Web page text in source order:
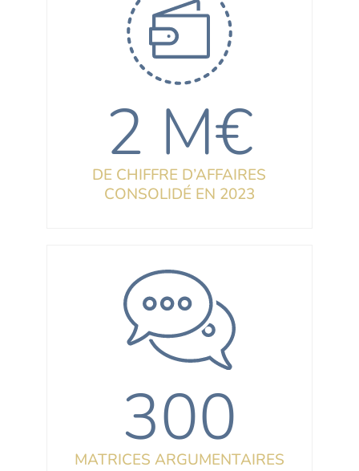
2 M€
DE CHIFFRE D’AFFAIRES
CONSOLIDÉ EN 2023
300
MATRICES ARGUMENTAIRES